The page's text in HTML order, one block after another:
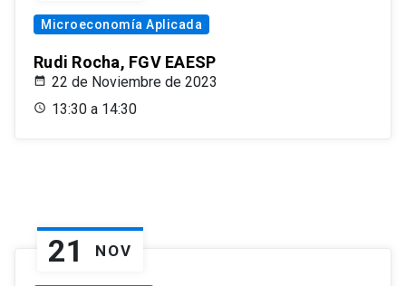
Microeconomía Aplicada
Rudi Rocha, FGV EAESP
22 de Noviembre de 2023
13:30 a 14:30
21 NOV